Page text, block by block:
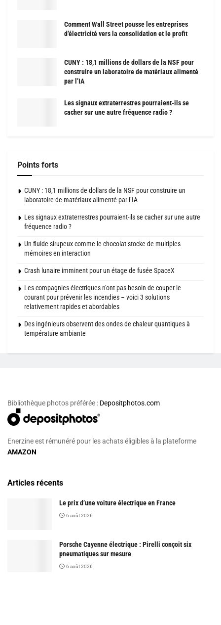
Comment Wall Street pousse les entreprises
d’électricité vers la consolidation et le profit
CUNY : 18,1 millions de dollars de la NSF pour
construire un laboratoire de matériaux alimenté
par l’IA
Les signaux extraterrestres pourraient-ils se
cacher sur une autre fréquence radio ?
Points forts
CUNY : 18,1 millions de dollars de la NSF pour construire un
laboratoire de matériaux alimenté par l’IA
Les signaux extraterrestres pourraient-ils se cacher sur une autre
fréquence radio ?
Un fluide sirupeux comme le chocolat stocke de multiples
mémoires en interaction
Crash lunaire imminent pour un étage de fusée SpaceX
Les compagnies électriques n’ont pas besoin de couper le
courant pour prévenir les incendies – voici 3 solutions
relativement rapides et abordables
Des ingénieurs observent des ondes de chaleur quantiques à
température ambiante
Bibliothèque photos préférée : Depositphotos.com
Enerzine est rémunéré pour les achats éligibles à la plateforme
AMAZON
Articles récents
Le prix d’une voiture électrique en France
6 août 2026
Porsche Cayenne électrique : Pirelli conçoit six
pneumatiques sur mesure
6 août 2026